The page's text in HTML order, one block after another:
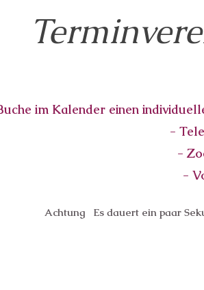
im Kalender einen
-
-
-
Achtung Es dauert ein paar